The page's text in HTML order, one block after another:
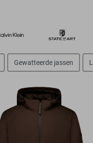
Gewatteerde jassen